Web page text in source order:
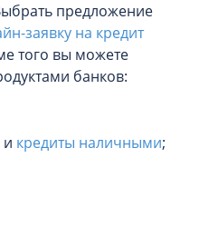
предложение
заявку на кредит
того вы можете
банков:
кредиты наличными;